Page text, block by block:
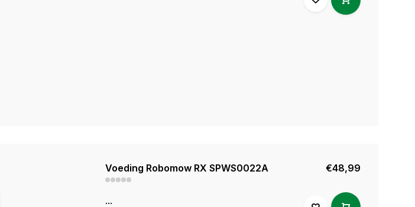
Voeding Robomow RX SPWS0022A
...
€48,99